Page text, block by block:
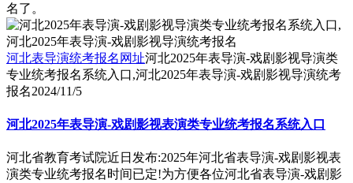
名了。
河北表导演统考报名网址河北2025年表导演-戏剧影视导演类
专业统考报名系统入口,河北2025年表导演-戏剧影视导演统考
报名2024/11/5
河北2025年表导演-戏剧影视表演类专业统考报名系统入口
河北省教育考试院近日发布:2025年河北省表导演-戏剧影视表
演类专业统考报名时间已定!为方便各位河北省表导演-戏剧影